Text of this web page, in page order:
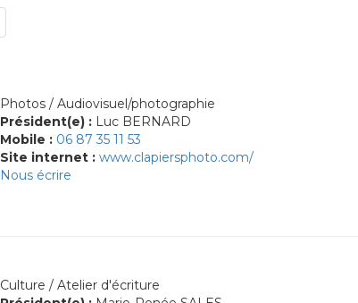
Photos / Audiovisuel/photographie
Président(e) : Luc BERNARD
Mobile : 06 87 35 11 53
Site internet : www.clapiersphoto.com/
Nous écrire
Culture / Atelier d'écriture